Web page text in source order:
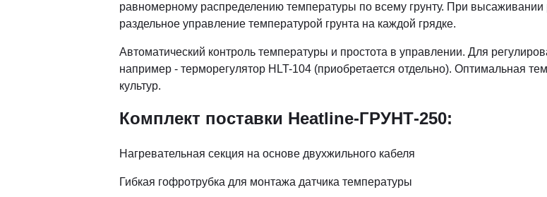
равномерному распределению температуры по всему грунту. При высаживании
раздельное управление температурой грунта на каждой грядке.
Автоматический контроль температуры и простота в управлении. Для
например - терморегулятор HLT-104 (приобретается отдельно). Оптимальная
культур.
Комплект поставки Heatline-ГРУНТ-250:
Нагревательная секция на основе двухжильного кабеля
Гибкая гофротрубка для монтажа датчика температуры